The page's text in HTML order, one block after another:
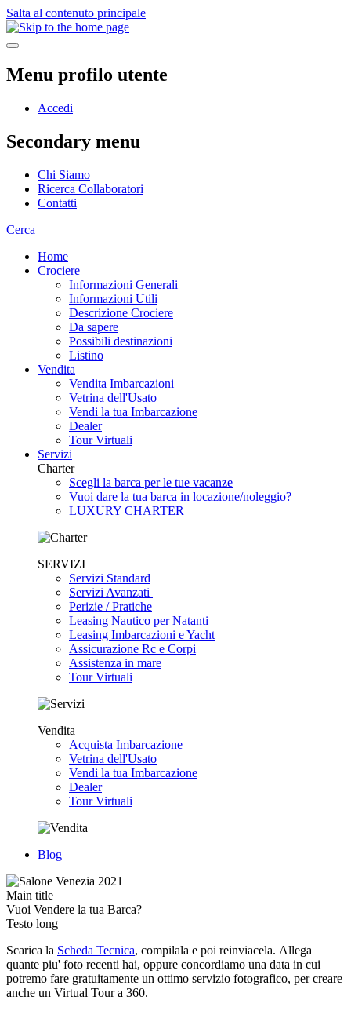
Salta al contenuto principale
Menu profilo utente
Accedi
Secondary menu
Chi Siamo
Ricerca Collaboratori
Contatti
Cerca
Home
Crociere
Informazioni Generali
Informazioni Utili
Descrizione Crociere
Da sapere
Possibili destinazioni
Listino
Vendita
Vendita Imbarcazioni
Vetrina dell'Usato
Vendi la tua Imbarcazione
Dealer
Tour Virtuali
Servizi
Charter
Scegli la barca per le tue vacanze
Vuoi dare la tua barca in locazione/noleggio?
LUXURY CHARTER
SERVIZI
Servizi Standard
Servizi Avanzati
Perizie / Pratiche
Leasing Nautico per Natanti
Leasing Imbarcazioni e Yacht
Assicurazione Rc e Corpi
Assistenza in mare
Tour Virtuali
Vendita
Acquista Imbarcazione
Vetrina dell'Usato
Vendi la tua Imbarcazione
Dealer
Tour Virtuali
Blog
Main title
Vuoi Vendere la tua Barca?
Testo long
Scarica la Scheda Tecnica, compilala e poi reinviacela. Allega
quante piu' foto recenti hai, oppure concordiamo una data in cui
potremo fare gratuitamente un ottimo servizio fotografico, per creare
anche un Virtual Tour a 360.